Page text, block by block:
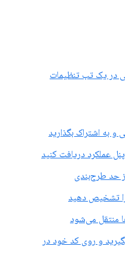
در یک تب تنظیمات
و به اشتراک بگذارید
عملکرد دریافت کنید
حد طرح‌بندی
تشخیص دهید
منتقل می‌شود
و روی کد خود در